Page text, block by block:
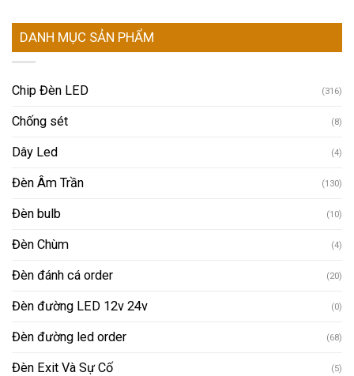
DANH MỤC SẢN PHẨM
Chip Đèn LED (316)
Chống sét (8)
Dây Led (4)
Đèn Âm Trần (130)
Đèn bulb (10)
Đèn Chùm (4)
Đèn đánh cá order (20)
Đèn đường LED 12v 24v (0)
Đèn đường led order (68)
Đèn Exit Và Sự Cố (5)